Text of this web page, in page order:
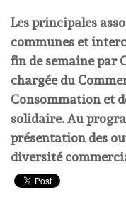
Les principales
communes et
fin de semaine par
chargée du
Consommation et
solidaire. Au
présentation des
diversité